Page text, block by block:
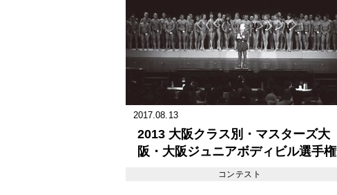
2017.08.13
2013 大阪クラス別・マスターズ大
阪・大阪ジュニアボディビル選手権
コンテスト